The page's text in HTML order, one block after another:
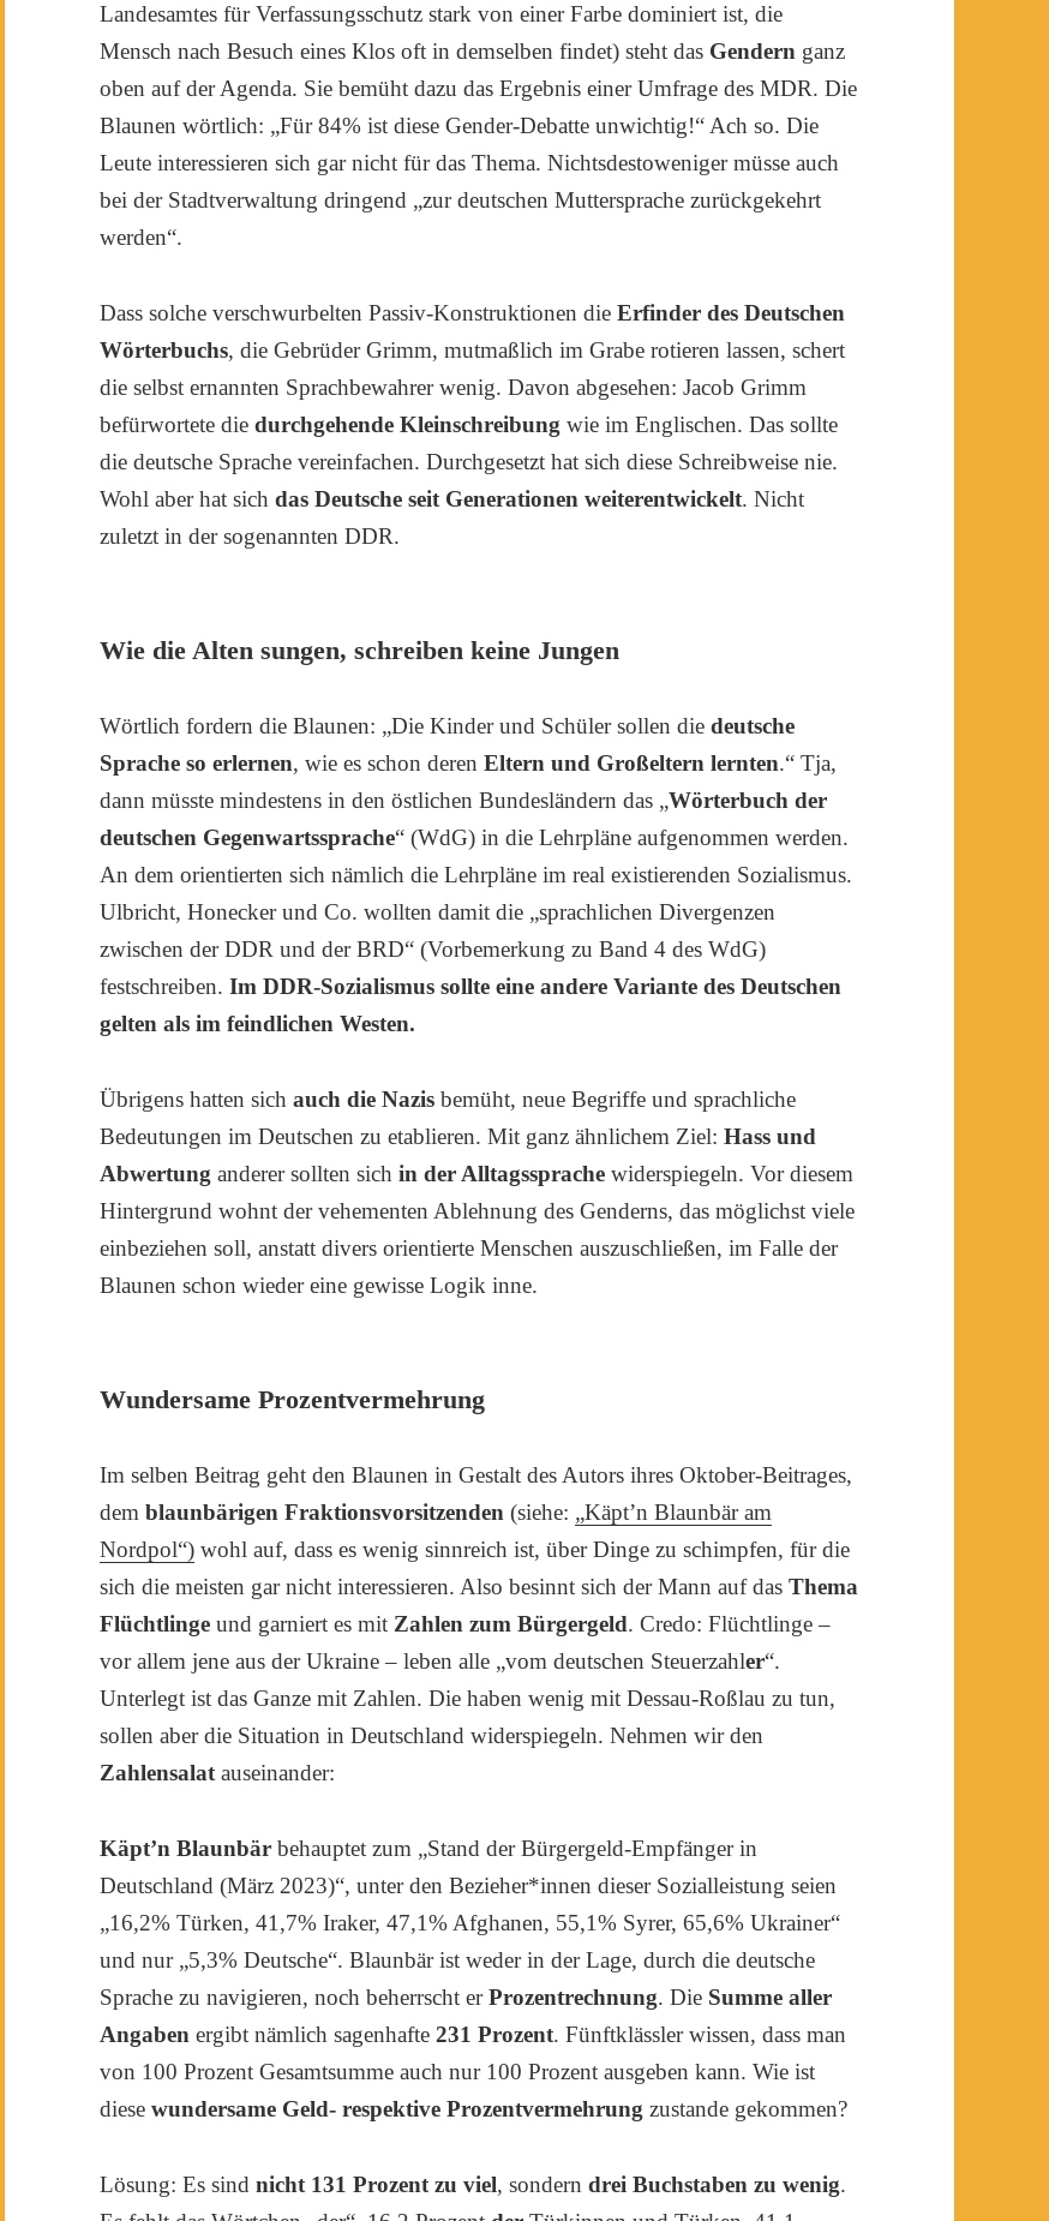
Landesamtes für Verfassungsschutz stark von einer Farbe dominiert ist, die
Mensch nach Besuch eines Klos oft in demselben findet) steht das Gendern ganz
oben auf der Agenda. Sie bemüht dazu das Ergebnis einer Umfrage des MDR. Die
Blaunen wörtlich: „Für 84% ist diese Gender-Debatte unwichtig!“ Ach so. Die
Leute interessieren sich gar nicht für das Thema. Nichtsdestoweniger müsse auch
bei der Stadtverwaltung dringend „zur deutschen Muttersprache zurückgekehrt
werden“.
Dass solche verschwurbelten Passiv-Konstruktionen dieErfinder des Deutschen
Wörterbuchs, die Gebrüder Grimm, mutmaßlich im Grabe rotieren lassen, schert
die selbst ernannten Sprachbewahrer wenig. Davon abgesehen: Jacob Grimm
befürwortete diedurchgehende Kleinschreibung wie im Englischen. Das sollte
die deutsche Sprache vereinfachen. Durchgesetzt hat sich diese Schreibweise nie.
Wohl aber hat sichdas Deutsche seit Generationen weiterentwickelt. Nicht
zuletzt in der sogenannten DDR.
Wie die Alten sungen, schreiben keine Jungen
Wörtlich fordern die Blaunen: „Die Kinder und Schüler sollen diedeutsche
Sprache so erlernen, wie es schon derenEltern und Großeltern lernten.“ Tja,
dann müsste mindestens in den östlichen Bundesländern das „Wörterbuch der
deutschen Gegenwartssprache“ (WdG) in die Lehrpläne aufgenommen werden.
An dem orientierten sich nämlich die Lehrpläne im real existierenden Sozialismus.
Ulbricht, Honecker und Co. wollten damit die „sprachlichen Divergenzen
zwischen der DDR und der BRD“ (Vorbemerkung zu Band 4 des WdG)
festschreiben. Im DDR-Sozialismus sollte eine andere Variante des Deutschen
gelten als im feindlichen Westen.
Übrigens hatten sichauch die Nazis bemüht, neue Begriffe und sprachliche
Bedeutungen im Deutschen zu etablieren. Mit ganz ähnlichem Ziel: Hass und
Abwertunganderer sollten sichin der Alltagssprachewiderspiegeln. Vor diesem
Hintergrund wohnt der vehementen Ablehnung des Genderns, das möglichst viele
einbeziehen soll, anstatt divers orientierte Menschen auszuschließen, im Falle der
Blaunen schon wieder eine gewisse Logik inne.
Wundersame Prozentvermehrung
Im selben Beitrag geht den Blaunen in Gestalt des Autors ihres Oktober-Beitrages,
demblaunbärigen Fraktionsvorsitzenden (siehe: „Käpt’n Blaunbär am
Nordpol“) wohl auf, dass es wenig sinnreich ist, über Dinge zu schimpfen, für die
sich die meisten gar nicht interessieren. Also besinnt sich der Mann auf dasThema
Flüchtlinge und garniert es mit Zahlen zum Bürgergeld. Credo: Flüchtlinge –
vor allem jene aus der Ukraine – leben alle „vom deutschen Steuerzahler“.
Unterlegt ist das Ganze mit Zahlen. Die haben wenig mit Dessau-Roßlau zu tun,
sollen aber die Situation in Deutschland widerspiegeln. Nehmen wir den
Zahlensalatauseinander:
Käpt’n Blaunbär behauptet zum „Stand der Bürgergeld-Empfänger in
Deutschland (März 2023)“, unter den Bezieher*innen dieser Sozialleistung seien
„16,2% Türken, 41,7% Iraker, 47,1% Afghanen, 55,1% Syrer, 65,6% Ukrainer“
und nur „5,3% Deutsche“. Blaunbär ist weder in der Lage, durch die deutsche
Sprache zu navigieren, noch beherrscht erProzentrechnung. Die Summe aller
Angaben ergibt nämlich sagenhafte231 Prozent. Fünftklässler wissen, dass man
von 100 Prozent Gesamtsumme auch nur 100 Prozent ausgeben kann. Wie ist
diesewundersame Geld- respektive Prozentvermehrung zustande gekommen?
Lösung: Es sindnicht 131 Prozent zu viel, sonderndrei Buchstaben zu wenig.